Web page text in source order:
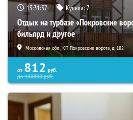
15:31:35 Купили:7
Отдых на турбазе «Покровские
бильярд и другое
Московская обл., КП Покровские ворота, д. 182
от 812 руб.
до140800руб.